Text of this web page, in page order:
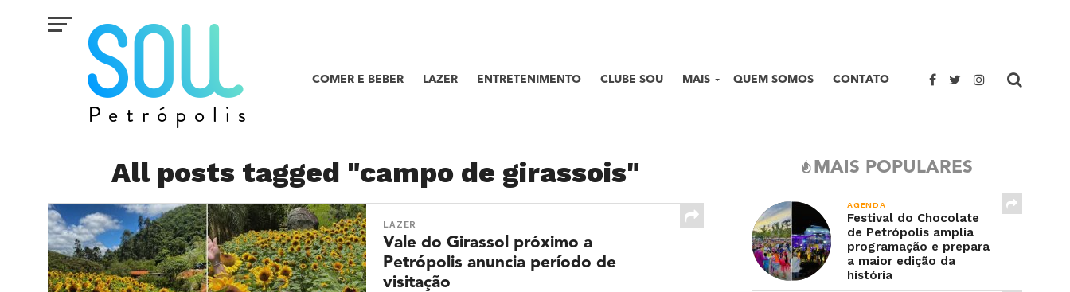
COMER E BEBER LAZER ENTRETENIMENTO CLUBE SOU MAIS QUEM SOMOS CONTATO
All posts tagged "campo de girassois"
LAZER
Vale do Girassol próximo a
Petrópolis anuncia período de
visitação
MAIS POPULARES
AGENDA
Festival do Chocolate
de Petrópolis amplia
programação e prepara
a maior edição da
história